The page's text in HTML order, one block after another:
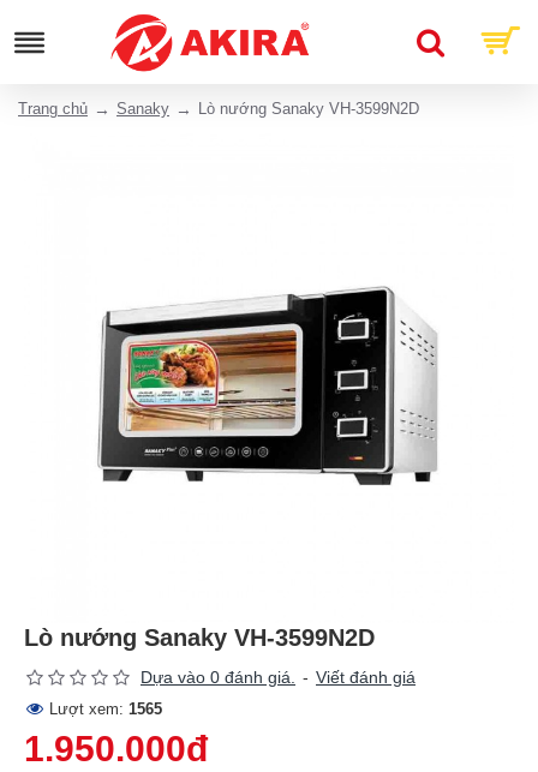
Trang chủ Sanaky Lò nướng Sanaky VH-3599N2D
Lò nướng Sanaky VH-3599N2D
Dựa vào 0 đánh giá. - Viết đánh giá
Lượt xem: 1565
1.950.000đ